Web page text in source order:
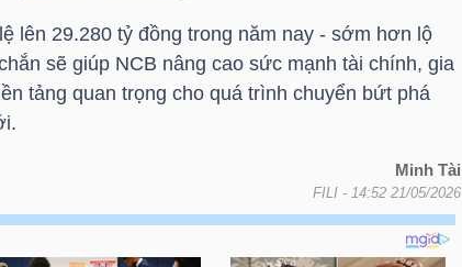
lên 29.280 tỷ đồng trong năm nay - sớm hơn lộ
sẽ giúp NCB nâng cao sức mạnh tài chính, gia
tảng quan trọng cho quá trình chuyển bứt phá
Minh Tài
FILI - 14:52 21/05/2026